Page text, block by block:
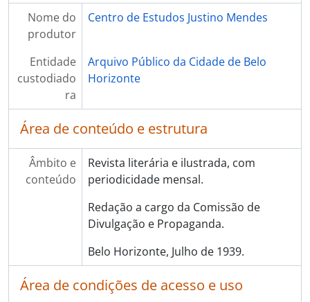
Nome do
produtor
Centro de Estudos Justino Mendes
Entidade
custodiado
ra
Arquivo Público da Cidade de Belo
Horizonte
Área de conteúdo e estrutura
Âmbito e
conteúdo
Revista literária e ilustrada, com
periodicidade mensal.
Redação a cargo da Comissão de
Divulgação e Propaganda.
Belo Horizonte, Julho de 1939.
Área de condições de acesso e uso